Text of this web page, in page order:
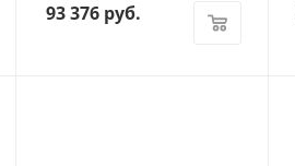
93 376руб.